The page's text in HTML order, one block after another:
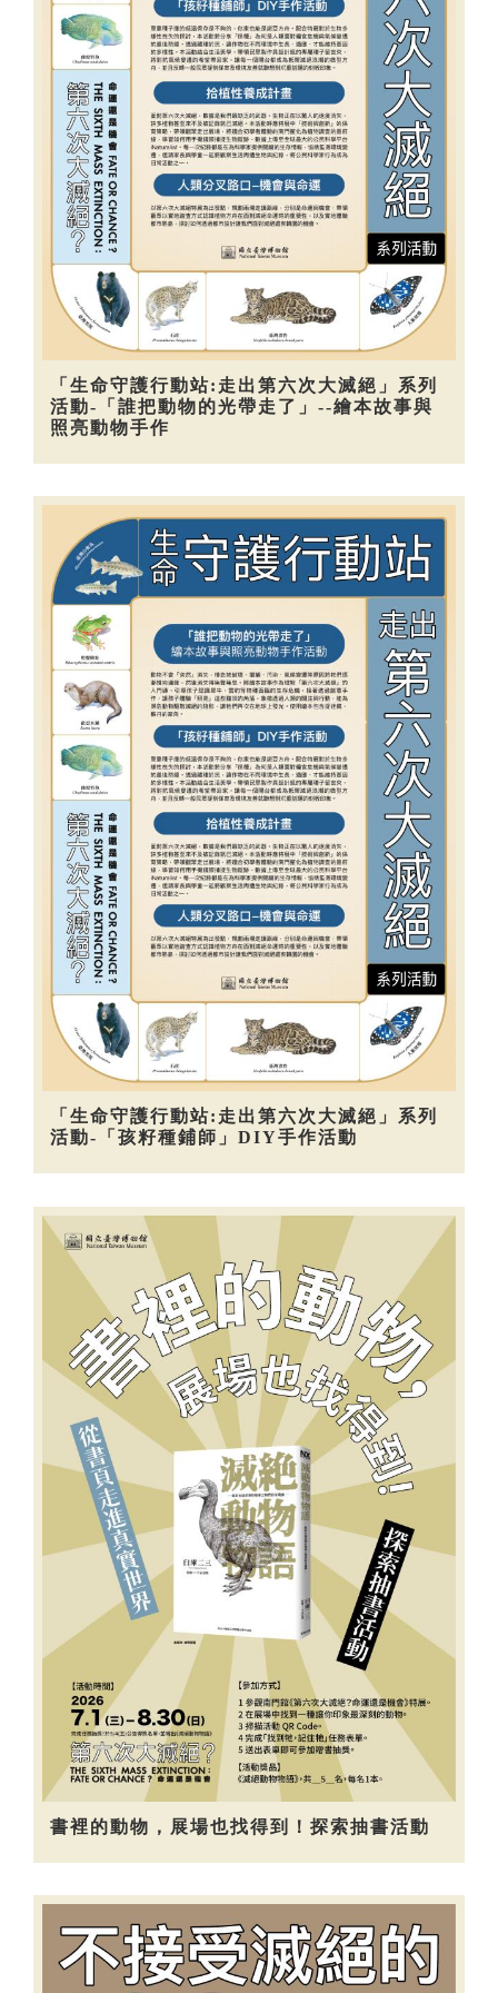
「生命守護行動站:走出第六次大滅絕」系列
活動-「誰把動物的光帶走了」--繪本故事與
照亮動物手作
「生命守護行動站:走出第六次大滅絕」系列
活動-「孩籽種鋪師」DIY手作活動
書裡的動物，展場也找得到！探索抽書活動